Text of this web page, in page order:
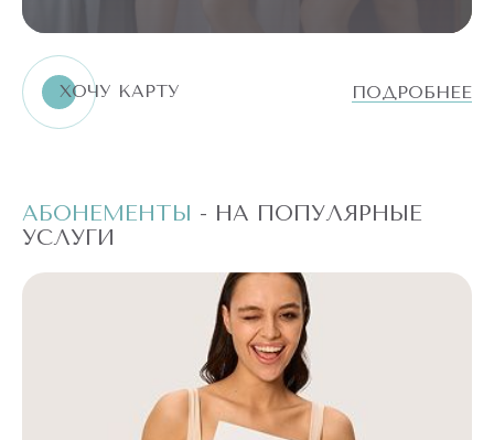
ХОЧУ КАРТУ ПОДРОБНЕЕ
АБОНЕМЕНТЫ - НА ПОПУЛЯРНЫЕ
УСЛУГИ